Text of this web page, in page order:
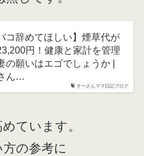
すーさんママ日記ブログ
コ辞めてほしい】煙草代が
円！健康と家計を管理
の願いはエゴでしょうか |
ん…
ています。
の参考に